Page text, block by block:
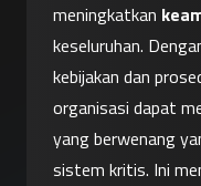
meningkatkan
keseluruhan.
kebijakan dan
organisasi dapat
yang berwenang
sistem kritis. Ini